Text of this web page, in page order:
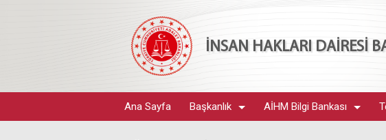
İNSAN HAKLARI DAİRESİ
Ana Sayfa Başkanlık AİHM Bilgi Bankası